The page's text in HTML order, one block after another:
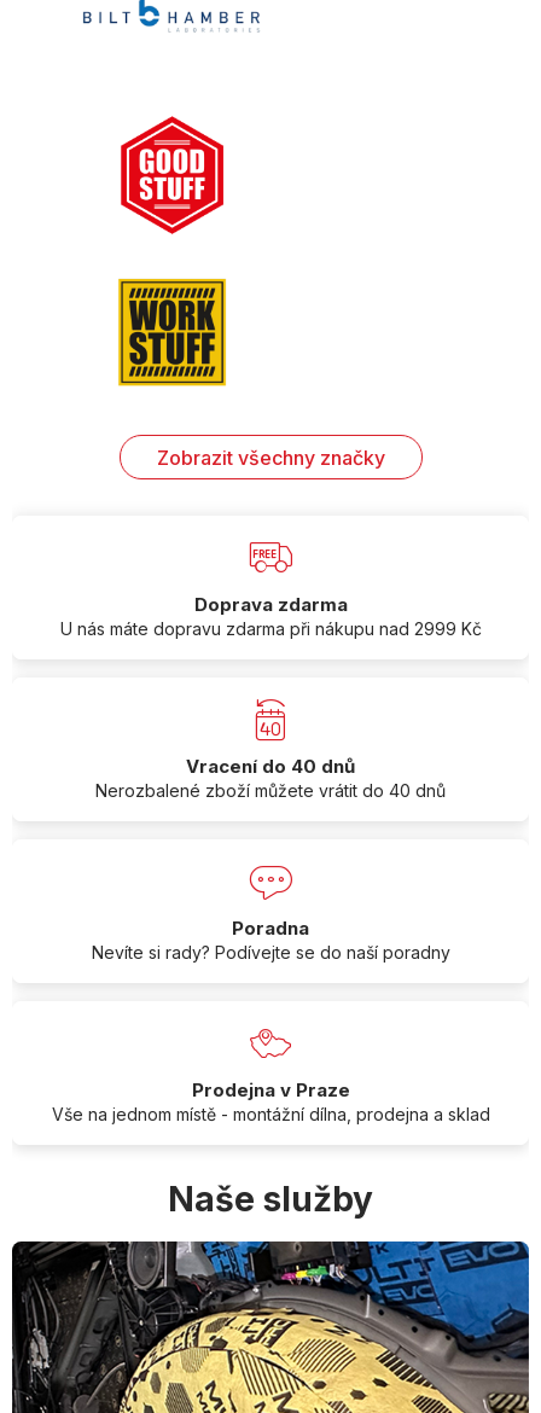
Zobrazit všechny značky
Doprava zdarma
U nás máte dopravu zdarma při nákupu nad 2999 Kč
Vracení do 40 dnů
Nerozbalené zboží můžete vrátit do 40 dnů
Poradna
Nevíte si rady? Podívejte se do naší poradny
Prodejna v Praze
Vše na jednom místě - montážní dílna, prodejna a sklad
Naše služby